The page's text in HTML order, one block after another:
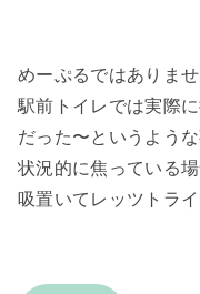
めーぷるではありま
駅前トイレでは実際
だった〜というよう
状況的に焦っている
吸置いてレッツトライ